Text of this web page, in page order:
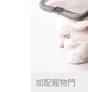
加配寵物門